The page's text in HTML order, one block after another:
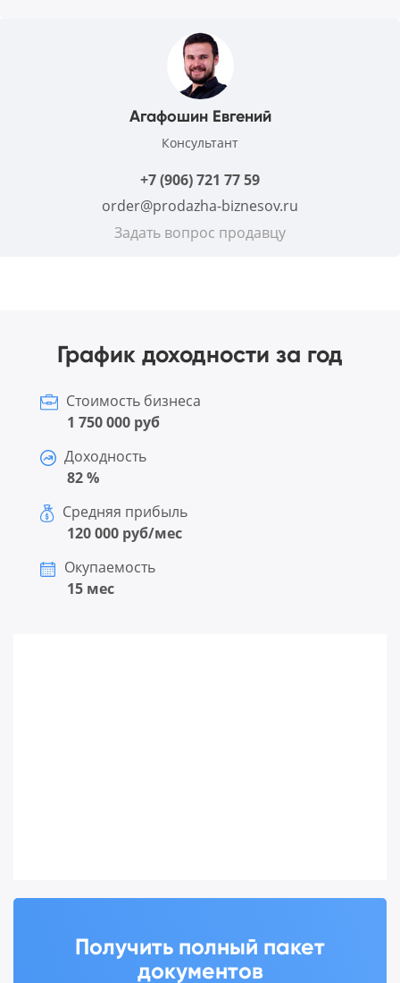
Агафошин Евгений
Консультант
+7 (906) 721 77 59
order@prodazha-biznesov.ru
Задать вопрос продавцу
График доходности за год
Стоимость бизнеса
1 750 000 руб
Доходность
82 %
Средняя прибыль
120 000 руб/мес
Окупаемость
15 мес
Получить полный пакет
документов